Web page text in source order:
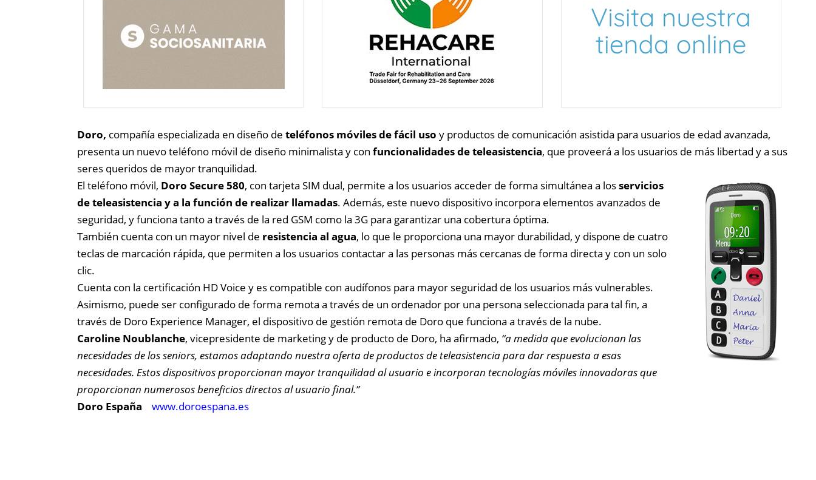
Doro, compañía especializada en diseño de teléfonos móviles de fácil uso y productos de comunicación asistida para usuarios de edad avanzada,
presenta un nuevo teléfono móvil de diseño minimalista y con funcionalidades de teleasistencia, que proveerá a los usuarios de más libertad y a sus
seres queridos de mayor tranquilidad.
El teléfono móvil, Doro Secure 580, con tarjeta SIM dual, permite a los usuarios acceder de forma simultánea a losservicios
de teleasistencia y a la función de realizar llamadas. Además, este nuevo dispositivo incorpora elementos avanzados de
seguridad, y funciona tanto a través de la red GSM como la 3G para garantizar una cobertura óptima.
También cuenta con un mayor nivel de resistencia al agua, lo que le proporciona una mayor durabilidad, y dispone de cuatro
teclas de marcación rápida, que permiten a los usuarios contactar a las personas más cercanas de forma directa y con un solo
clic.
Cuenta con la certificación HD Voice y es compatible con audífonos para mayor seguridad de los usuarios más vulnerables.
Asimismo, puede ser configurado de forma remota a través de un ordenador por una persona seleccionada para tal fin, a
través de Doro Experience Manager, el dispositivo de gestión remota de Doro que funciona a través de la nube.
Caroline Noublanche, vicepresidente de marketing y de producto de Doro, ha afirmado, “a medida que evolucionan las
necesidades de los seniors, estamos adaptando nuestra oferta de productos de teleasistencia para dar respuesta a esas
necesidades. Estos dispositivos proporcionan mayor tranquilidad al usuario e incorporan tecnologías móviles innovadoras que
proporcionan numerosos beneficios directos al usuario final.”
Doro España www.doroespana.es